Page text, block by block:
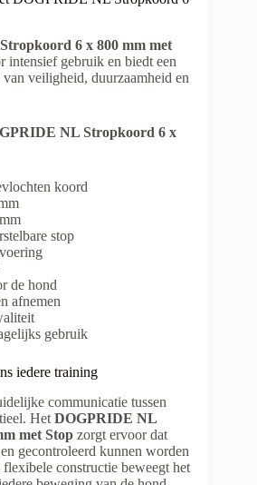
6 x 800 mm met
intensief gebruik en biedt een
veiligheid, duurzaamheid en
NL Stropkoord 6 x
koord
stop
de hond
afnemen
gebruik
iedere training
communicatie tussen
Het DOGPRIDE NL
met Stop zorgt ervoor dat
gecontroleerd kunnen worden
constructie beweegt het